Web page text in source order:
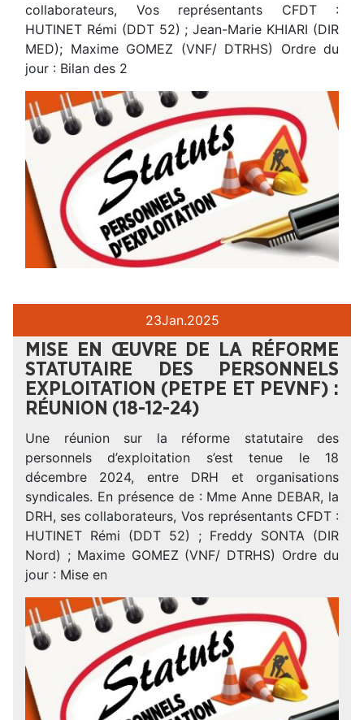
collaborateurs, Vos représentants CFDT :
HUTINET Rémi (DDT 52) ; Jean-Marie KHIARI (DIR
MED); Maxime GOMEZ (VNF/ DTRHS) Ordre du
jour : Bilan des 2
23Jan.2025
MISE EN ŒUVRE DE LA RÉFORME
STATUTAIRE DES PERSONNELS
EXPLOITATION (PETPE ET PEVNF) :
RÉUNION (18-12-24)
Une réunion sur la réforme statutaire des
personnels d’exploitation s’est tenue le 18
décembre 2024, entre DRH et organisations
syndicales. En présence de : Mme Anne DEBAR, la
DRH, ses collaborateurs, Vos représentants CFDT :
HUTINET Rémi (DDT 52) ; Freddy SONTA (DIR
Nord) ; Maxime GOMEZ (VNF/ DTRHS) Ordre du
jour : Mise en